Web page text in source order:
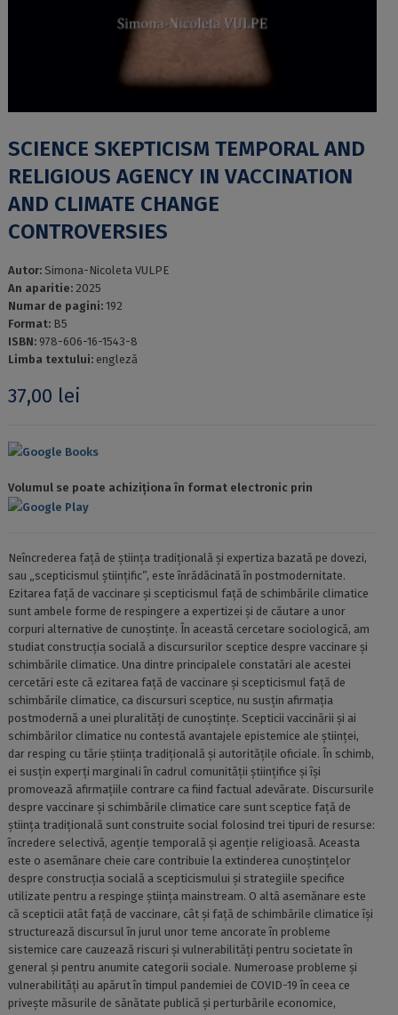
SCIENCE SKEPTICISM TEMPORAL AND
RELIGIOUS AGENCY IN VACCINATION
AND CLIMATE CHANGE
CONTROVERSIES
Autor: Simona-Nicoleta VULPE
An aparitie: 2025
Numar de pagini: 192
Format: B5
ISBN: 978-606-16-1543-8
Limba textului: engleză
37,00 lei
Google Books
Volumul se poate achiziționa în format electronic prin
Google Play
Neîncrederea față de știința tradițională și expertiza bazată pe dovezi,
sau „scepticismul științific”, este înrădăcinată în postmodernitate.
Ezitarea față de vaccinare și scepticismul față de schimbările climatice
sunt ambele forme de respingere a expertizei și de căutare a unor
corpuri alternative de cunoștințe. În această cercetare sociologică, am
studiat construcția socială a discursurilor sceptice despre vaccinare și
schimbările climatice. Una dintre principalele constatări ale acestei
cercetări este că ezitarea față de vaccinare și scepticismul față de
schimbările climatice, ca discursuri sceptice, nu susțin afirmația
postmodernă a unei pluralități de cunoștințe. Scepticii vaccinării și ai
schimbărilor climatice nu contestă avantajele epistemice ale științei,
dar resping cu tărie știința tradițională și autoritățile oficiale. În schimb,
ei susțin experți marginali în cadrul comunității științifice și își
promovează afirmațiile contrare ca fiind factual adevărate. Discursurile
despre vaccinare și schimbările climatice care sunt sceptice față de
știința tradițională sunt construite social folosind trei tipuri de resurse:
încredere selectivă, agenție temporală și agenție religioasă. Aceasta
este o asemănare cheie care contribuie la extinderea cunoștințelor
despre construcția socială a scepticismului și strategiile specifice
utilizate pentru a respinge știința mainstream. O altă asemănare este
că scepticii atât față de vaccinare, cât și față de schimbările climatice își
structurează discursul în jurul unor teme ancorate în probleme
sistemice care cauzează riscuri și vulnerabilități pentru societate în
general și pentru anumite categorii sociale. Numeroase probleme și
vulnerabilități au apărut în timpul pandemiei de COVID-19 în ceea ce
privește măsurile de sănătate publică și perturbările economice,